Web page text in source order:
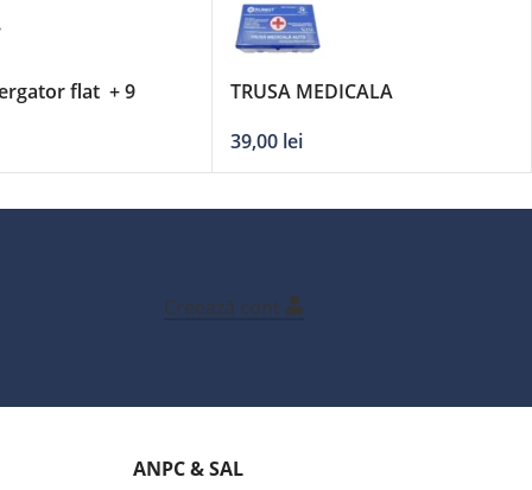
flat + 9
TRUSA MEDICALA
39,00 lei
Creează cont
ANPC & SAL